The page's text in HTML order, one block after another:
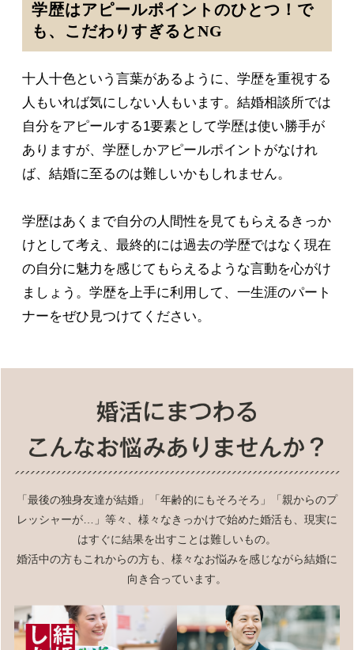
学歴はアピールポイントのひとつ！で
も、こだわりすぎるとNG
十人十色という言葉があるように、学歴を重視する
人もいれば気にしない人もいます。結婚相談所では
自分をアピールする1要素として学歴は使い勝手が
ありますが、学歴しかアピールポイントがなけれ
ば、結婚に至るのは難しいかもしれません。
学歴はあくまで自分の人間性を見てもらえるきっか
けとして考え、最終的には過去の学歴ではなく現在
の自分に魅力を感じてもらえるような言動を心がけ
ましょう。学歴を上手に利用して、一生涯のパート
ナーをぜひ見つけてください。
「最後の独身友達が結婚」「年齢的にもそろそろ」「親からのプ
レッシャーが…」等々、様々なきっかけで始めた婚活も、現実に
はすぐに結果を出すことは難しいもの。
婚活中の方もこれからの方も、様々なお悩みを感じながら結婚に
向き合っています。